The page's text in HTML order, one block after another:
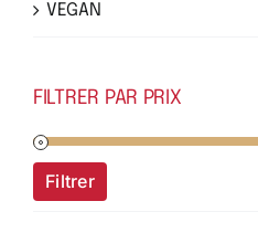
VEGAN
FILTRER PAR PRIX
Filtrer